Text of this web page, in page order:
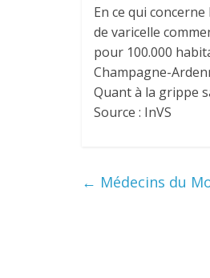
En ce qui
de varicelle
pour 100.000
Champagne-
Quant à la grippe
Source : InVS
← Médecins du